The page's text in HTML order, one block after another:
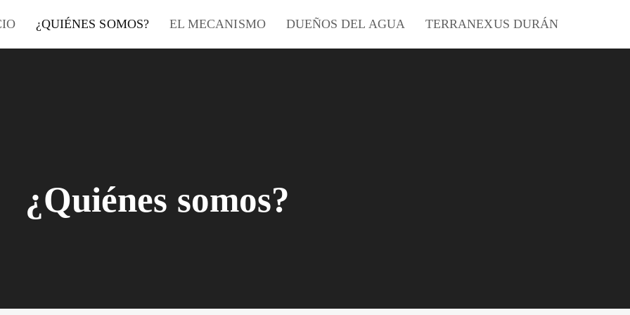
¿QUIÉNES SOMOS? EL MECANISMO DUEÑOS DEL AGUA TERRANEXUS DURÁN
¿Quiénes somos?